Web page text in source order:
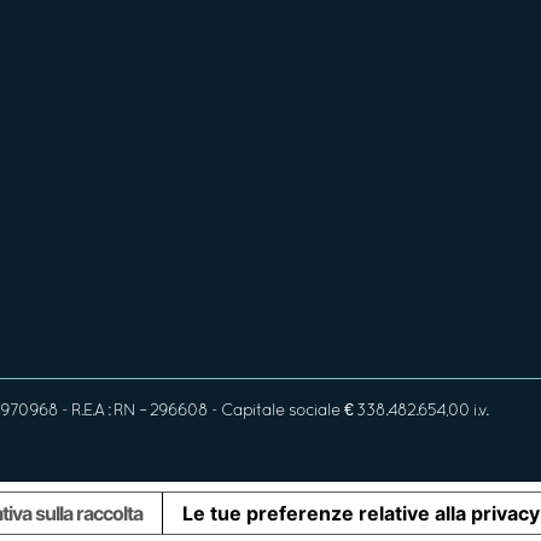
- R.E.A : RN – 296608 - Capitale sociale € 338.482.654,00 i.v.
sulla raccolta Le tue preferenze relative alla privacy